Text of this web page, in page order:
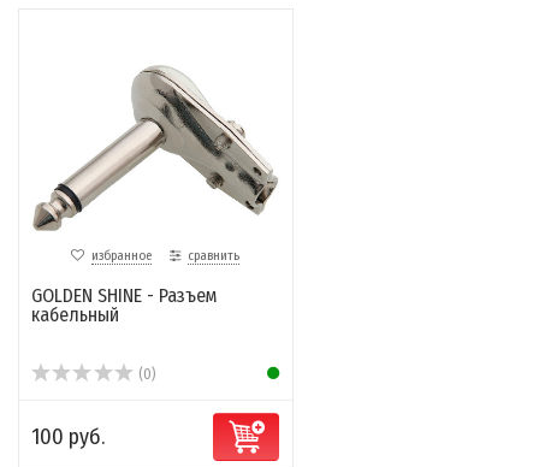
избранное сравнить
GOLDEN SHINE - Разъем
кабельный
(0)
100 руб.